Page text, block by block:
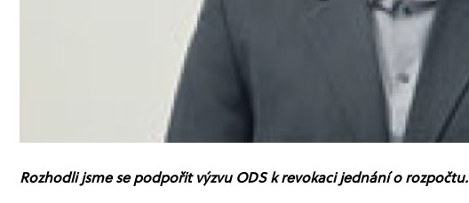
Rozhodli jsme se podpořit výzvu ODS k revokaci jednání o rozpočtu.